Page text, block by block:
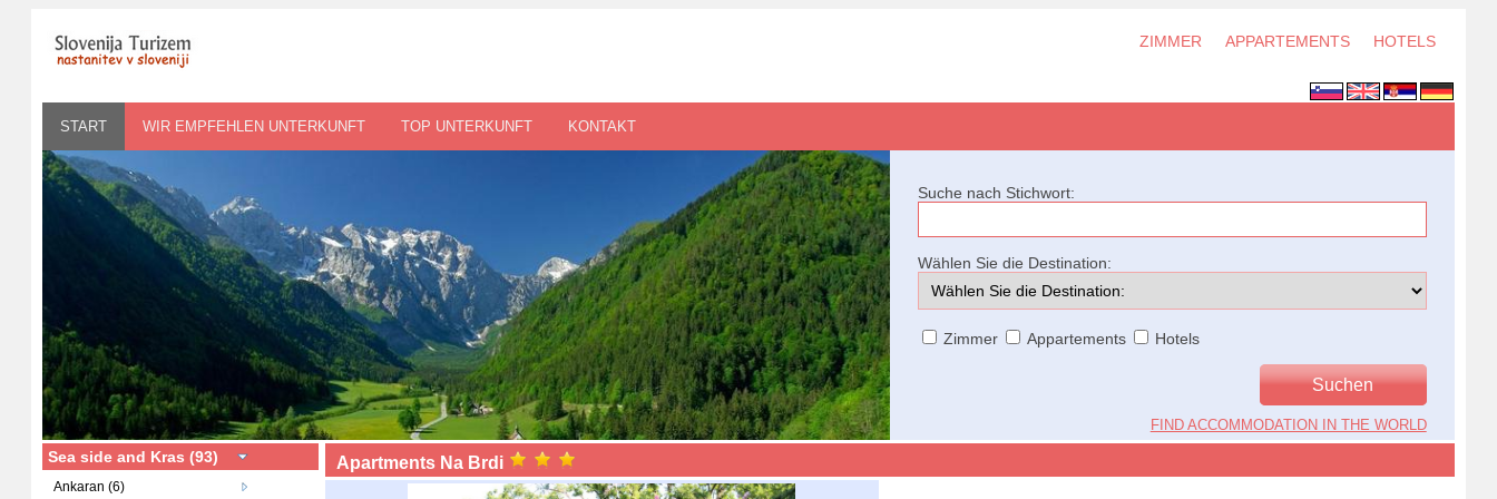
ZIMMER APPARTEMENTS HOTELS
START WIR EMPFEHLEN UNTERKUNFT TOP UNTERKUNFT KONTAKT
Suche nach Stichwort:
Wählen Sie die Destination:
Zimmer Appartements Hotels
FIND ACCOMMODATION IN THE WORLD
Sea side and Kras (93)
Ankaran (6)
Apartments Na Brdi